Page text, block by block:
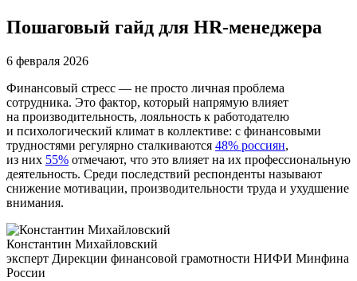
Пошаговый гайд для HR-менеджера
6 февраля 2026
Финансовый стресс — не просто личная проблема
сотрудника. Это фактор, который напрямую влияет
на производительность, лояльность к работодателю
и психологический климат в коллективе: с финансовыми
трудностями регулярно сталкиваются 48% россиян,
из них 55% отмечают, что это влияет на их профессиональную
деятельность. Среди последствий респонденты называют
снижение мотивации, производительности труда и ухудшение
внимания.
Константин Михайловский
эксперт Дирекции финансовой грамотности НИФИ Минфина
России